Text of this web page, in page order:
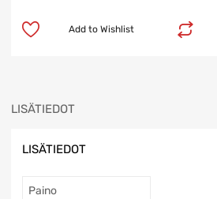
Add to Wishlist
LISÄTIEDOT
LISÄTIEDOT
Paino